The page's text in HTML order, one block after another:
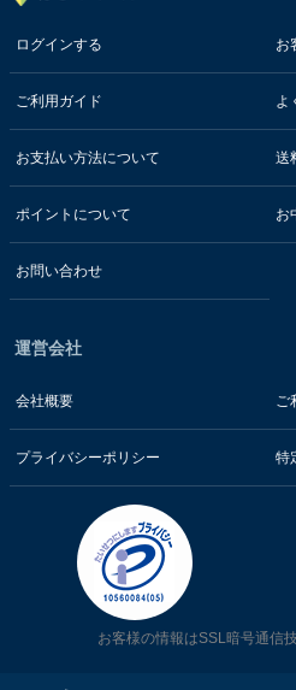
ログインする お
ご利用ガイド よ
お支払い方法について 送
ポイントについて お
お問い合わせ
運営会社
会社概要 ご
プライバシーポリシー 特
お客様の情報はSSL暗号通信